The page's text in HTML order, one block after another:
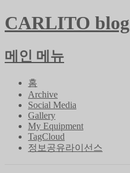
CARLITO blog
메인 메뉴
홈
Archive
Social Media
Gallery
My Equipment
TagCloud
정보공유라이선스